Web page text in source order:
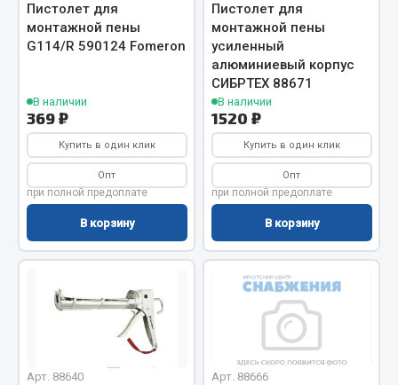
Подогреватели тосола
Весь раздел
Автотовары
Автозвук
Автокаталоги
Аксессуары автомобильные
Аптечки и знаки автомобильные
Брызговики
Вымпела
Показать ещё
Весь раздел
Пистолет для
монтажной пены
G114/R 590124 Fomeron
В наличии
369 ₽
Купить в один клик
Опт
при полной предоплате
В корзину
Пистолет для
монтажной пены
усиленный
алюминиевый корпус
СИБРТЕХ 88671
В наличии
1520 ₽
Купить в один клик
Опт
при полной предоплате
В корзину
Арт. 88640 Арт. 88666